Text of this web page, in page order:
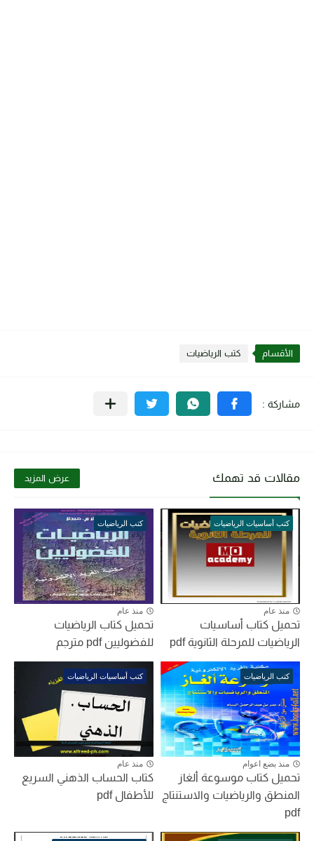
الأقسام كتب الرياضيات
مقالات قد تهمك عرض المزيد
كتب أساسيات الرياضيات
منذ عام
تحميل كتاب أساسيات
الرياضيات للمرحلة الثانوية pdf
كتب الرياضيات
منذ عام
تحميل كتاب الرياضيات
للفضوليين pdf مترجم
كتب الرياضيات
منذ بضع اعوام
تحميل كتاب موسوعة ألغاز
المنطق والرياضيات والاستنتاج
pdf
كتب أساسيات الرياضيات
منذ عام
كتاب الحساب الذهني السريع
للأطفال pdf